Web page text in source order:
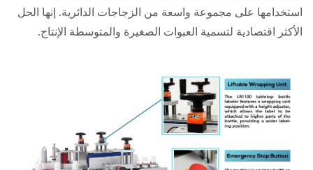
استخدامها على مجموعة واسعة من الزجاجات الدائرية. إنها الحل
الأكثر اقتصادية لتسمية العبوات الصغيرة والمتوسطة الإنتاج.